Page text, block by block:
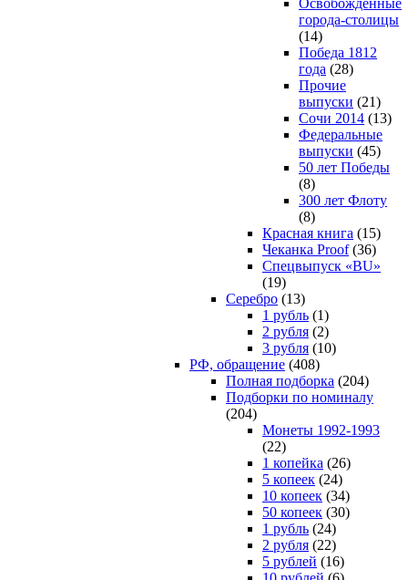
города-столицы
(14)
Победа 1812
года (28)
Прочие
выпуски (21)
Сочи 2014 (13)
Федеральные
выпуски (45)
50 лет Победы
(8)
300 лет Флоту
(8)
Красная книга (15)
Чеканка Proof(36)
Спецвыпуск «BU»
(19)
Серебро (13)
1 рубль (1)
2 рубля (2)
3 рубля (10)
РФ, обращение (408)
Полная подборка (204)
Подборки по номиналу
(204)
Монеты 1992-1993
(22)
1 копейка (26)
5 копеек (24)
10 копеек (34)
50 копеек (30)
1 рубль (24)
2 рубля (22)
5 рублей (16)